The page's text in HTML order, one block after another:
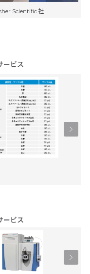
Scientific 社
ービス
ービス